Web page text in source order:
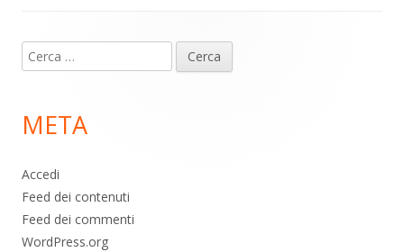
piè
pagina
Ricerca
per:
META
Accedi
Feed dei contenuti
Feed dei commenti
WordPress.org